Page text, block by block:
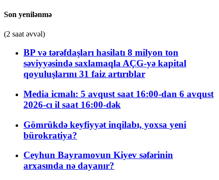
Son yenilənmə
(2 saat əvvəl)
BP və tərəfdaşları hasilatı 8 milyon ton
səviyyəsində saxlamaqla AÇG-yə kapital
qoyuluşlarını 31 faiz artırıblar
Media icmalı: 5 avqust saat 16:00-dan 6 avqust
2026-cı il saat 16:00-dək
Gömrükdə keyfiyyət inqilabı, yoxsa yeni
bürokratiya?
Ceyhun Bayramovun Kiyev səfərinin
arxasında nə dayanır?